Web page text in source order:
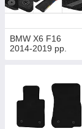
BMW X6 F16
2014-2019 рр.